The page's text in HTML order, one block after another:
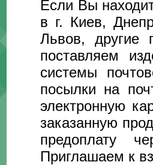
Если Вы
в г. Киев,
Львов, другие
поставляем
системы
посылки на
электронную
заказанную
предоплату
Приглашаем к